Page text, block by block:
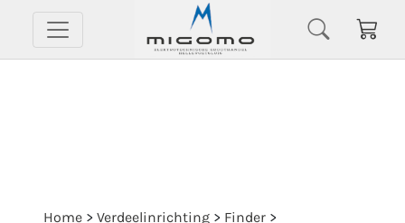
Home > Verdeelinrichting > Finder >